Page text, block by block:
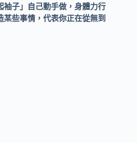
袖子」自己動手做，身體力行
些事情，代表你正在從無到